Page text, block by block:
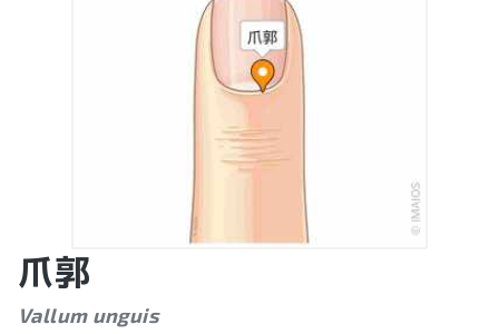
爪郭
Vallum unguis